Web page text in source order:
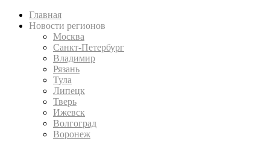
Главная
Новости регионов
Москва
Санкт-Петербург
Владимир
Рязань
Тула
Липецк
Тверь
Ижевск
Волгоград
Воронеж